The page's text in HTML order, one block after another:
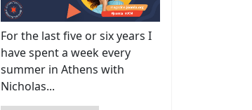
For the last five or six years I
have spent a week every
summer in Athens with
Nicholas...